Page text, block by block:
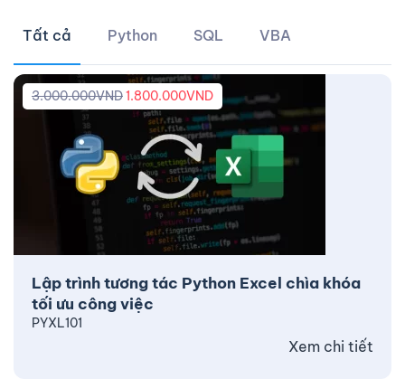
Tất cả Python SQL VBA
Lập trình tương tác Python Excel chìa khóa
tối ưu công việc
3.000.000VND1.800.000VND
PYXL101
Xem chi tiết